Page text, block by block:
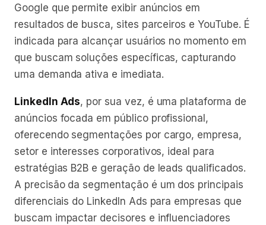
Google que permite exibir anúncios em
resultados de busca, sites parceiros e YouTube. É
indicada para alcançar usuários no momento em
que buscam soluções específicas, capturando
uma demanda ativa e imediata.
LinkedIn Ads, por sua vez, é uma plataforma de
anúncios focada em público profissional,
oferecendo segmentações por cargo, empresa,
setor e interesses corporativos, ideal para
estratégias B2B e geração de leads qualificados.
A precisão da segmentação é um dos principais
diferenciais do LinkedIn Ads para empresas que
buscam impactar decisores e influenciadores